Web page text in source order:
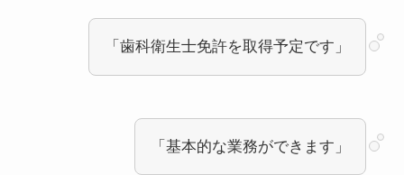
「歯科衛生士免許を取得予定です」
「基本的な業務ができます」